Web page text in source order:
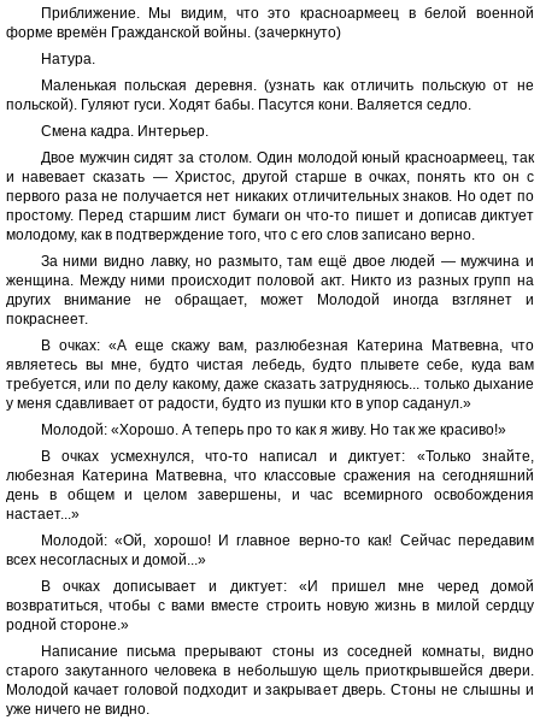
Приближение. Мы видим, что это красноармеец в белой военной
форме времён Гражданской войны. (зачеркнуто)
Натура.
Маленькая польская деревня. (узнать как отличить польскую от не
польской). Гуляют гуси. Ходят бабы. Пасутся кони. Валяется седло.
Смена кадра. Интерьер.
Двое мужчин сидят за столом. Один молодой юный красноармеец, так
и навевает сказать — Христос, другой старше в очках, понять кто он с
первого раза не получается нет никаких отличительных знаков. Но одет по
простому. Перед старшим лист бумаги он что-то пишет и дописав диктует
молодому, как в подтверждение того, что с его слов записано верно.
За ними видно лавку, но размыто, там ещё двое людей — мужчина и
женщина. Между ними происходит половой акт. Никто из разных групп на
других внимание не обращает, может Молодой иногда взглянет и
покраснеет.
В очках: «А еще скажу вам, разлюбезная Катерина Матвевна, что
являетесь вы мне, будто чистая лебедь, будто плывете себе, куда вам
требуется, или по делу какому, даже сказать затрудняюсь... только дыхание
у меня сдавливает от радости, будто из пушки кто в упор саданул.»
Молодой: «Хорошо. А теперь про то как я живу. Но так же красиво!»
В очках усмехнулся, что-то написал и диктует: «Только знайте,
любезная Катерина Матвевна, что классовые сражения на сегодняшний
день в общем и целом завершены, и час всемирного освобождения
настает...»
Молодой: «Ой, хорошо! И главное верно-то как! Сейчас передавим
всех несогласных и домой...»
В очках дописывает и диктует: «И пришел мне черед домой
возвратиться, чтобы с вами вместе строить новую жизнь в милой сердцу
родной стороне.»
Написание письма прерывают стоны из соседней комнаты, видно
старого закутанного человека в небольшую щель приоткрывшейся двери.
Молодой качает головой подходит и закрывает дверь. Стоны не слышны и
уже ничего не видно.